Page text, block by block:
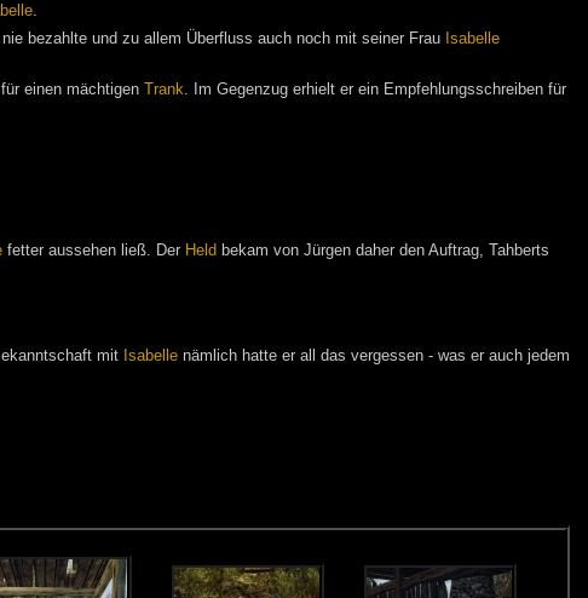
.
bezahlte und zu allem Überfluss auch noch mit seiner Frau Isabelle
einen mächtigen Trank . Im Gegenzug erhielt er ein Empfehlungsschreiben für
fetter aussehen ließ. Der Held bekam von Jürgen daher den Auftrag, Tahberts
mit Isabelle nämlich hatte er all das vergessen - was er auch jedem